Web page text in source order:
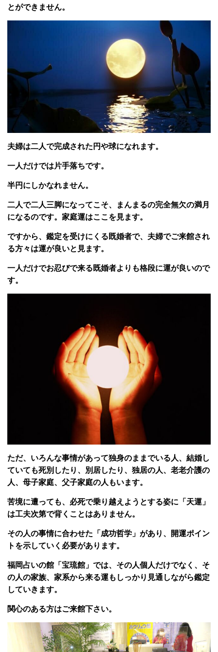
とができません。
夫婦は二人で完成された円や球になれます。
一人だけでは片手落ちです。
半円にしかなれません。
二人で二人三脚になってこそ、まんまるの完全無欠の満月
になるのです。家庭運はここを見ます。
ですから、鑑定を受けにくる既婚者で、夫婦でご来館され
る方々は運が良いと見ます。
一人だけでお忍びで来る既婚者よりも格段に運が良いので
す。
ただ、いろんな事情があって独身のままでいる人、結婚し
ていても死別したり、別居したり、独居の人、老老介護の
人、母子家庭、父子家庭の人もいます。
苦境に遭っても、必死で乗り越えようとする姿に「天運」
は工夫次第で背くことはありません。
その人の事情に合わせた「成功哲学」があり、開運ポイン
トを示していく必要があります。
福岡占いの館「宝琉館」では、その人個人だけでなく、そ
の人の家族、家系から来る運もしっかり見通しながら鑑定
していきます。
関心のある方はご来館下さい。